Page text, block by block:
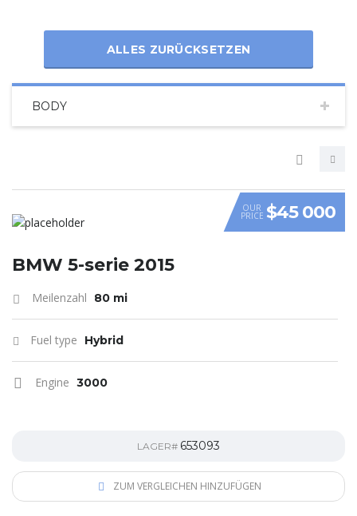
ALLES ZURÜCKSETZEN
BODY
VIDEO
OUR
PRICE $45 000
BMW 5-serie 2015
Meilenzahl 80 mi
Fuel type Hybrid
Engine 3000
LAGER# 653093
ZUM VERGLEICHEN HINZUFÜGEN